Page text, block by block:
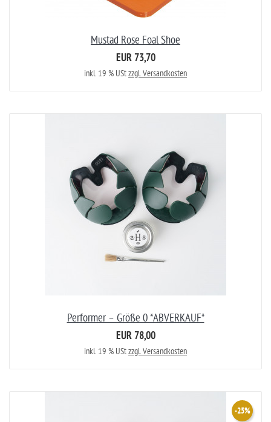
Mustad Rose Foal Shoe
EUR 73,70
inkl. 19 % UStzzgl. Versandkosten
Performer – Größe 0 *ABVERKAUF*
EUR 78,00
inkl. 19 % UStzzgl. Versandkosten
-25%